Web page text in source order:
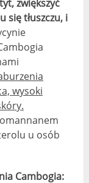
zwiększyć
się tłuszczu, i
wysoki
u osób
Cambogia: